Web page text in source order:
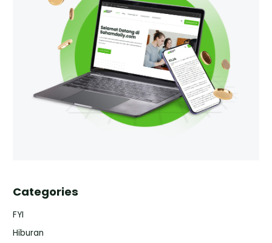
Categories
FYI
Hiburan